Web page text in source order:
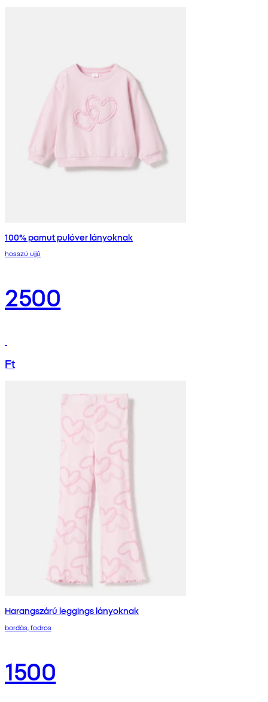
100% pamut pulóver lányoknak
hosszú ujjú
2500
Ft
Harangszárú leggings lányoknak
bordás, fodros
1500